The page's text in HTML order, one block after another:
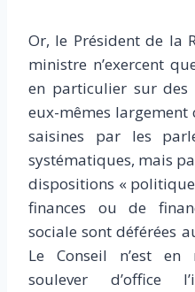
Or, le Président de la
ministre n’exercent
en particulier sur
eux-mêmes largement
saisines par les
systématiques, mais
dispositions «
finances ou de
sociale sont déférées
Le Conseil n’est
soulever d’office